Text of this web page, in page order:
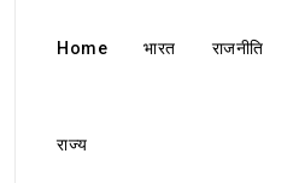
Home भारत राजनीति
राज्य